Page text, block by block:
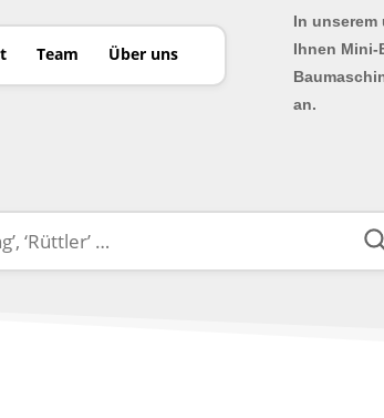
Team Über uns
In
Ihnen Mini-
an.